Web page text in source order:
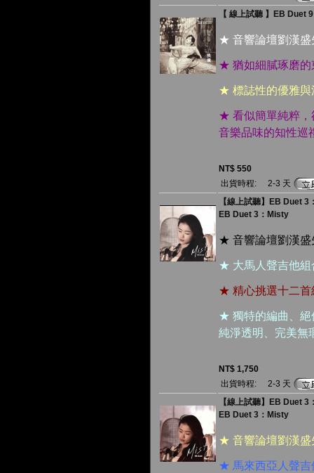
【 線上試聽 】EB Duet
★ 音響論壇劉漢盛
★ 猶如細膩琢磨的
★ 標誌性的優雅與
★ 看似簡單純粹，
音樂品味的知性巡
NT$ 550
出貨時程:
2-3 天
【線上試聽】EB Duet 3
EB Duet 3：Misty
★ 音響論壇劉漢盛
★ 大馬人聲吉他
★ 精心挑選十二首
★ 獨特的編曲、絕
純淨透明、完美無
NT$ 1,750
出貨時程:
2-3 天
【線上試聽】EB Duet 3
EB Duet 3：Misty
★ 音響論壇劉漢盛
★ 馬來西亞人聲吉